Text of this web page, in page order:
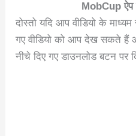
MobCup
दोस्तो यदि आप वीडियो के
गए वीडियो को आप देख सकते हैं
नीचे दिए गए डाउनलोड बटन पर